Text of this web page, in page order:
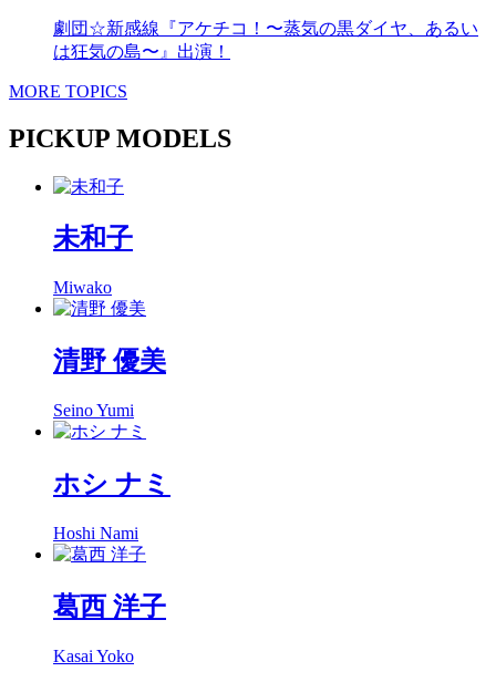
劇団☆新感線『アケチコ！〜蒸気の黒ダイヤ、あるい
は狂気の島〜』出演！
MORE TOPICS
PICKUP MODELS
未和子
Miwako
清野 優美
Seino Yumi
ホシ ナミ
Hoshi Nami
葛西 洋子
Kasai Yoko